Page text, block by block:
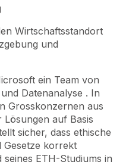
Wirtschaftsstandort
und
ein Team von
Datenanalyse . In
Grosskonzernen aus
auf Basis
sicher, dass ethische
Gesetze korrekt
ETH-Studiums in